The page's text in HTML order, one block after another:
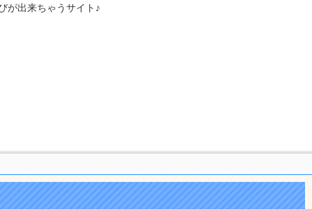
が出来ちゃうサイト♪